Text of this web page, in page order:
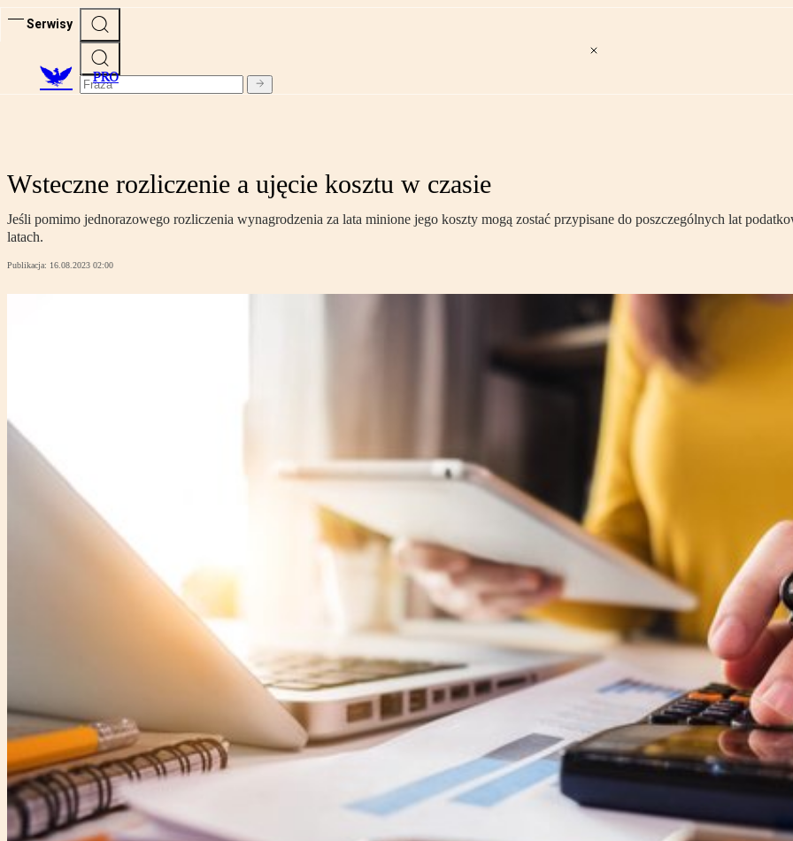
Serwisy
PRO
Wsteczne rozliczenie a ujęcie kosztu w czasie
Jeśli pomimo jednorazowego rozliczenia wynagrodzenia za lata minione jego koszty mogą zostać przypisane do poszczególnych lat
latach.
Publikacja: 16.08.2023 02:00